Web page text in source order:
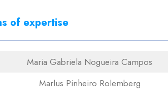
of expertise
Maria Gabriela Nogueira Campos
Marlus Pinheiro Rolemberg